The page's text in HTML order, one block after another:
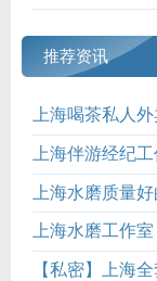
推荐资讯
上海喝茶私人
外菜v信
上海伴游经纪
处理千万级需求
上海水磨质量
TOP5榜单解析
上海水磨工作
度解析_449
【私密】上海